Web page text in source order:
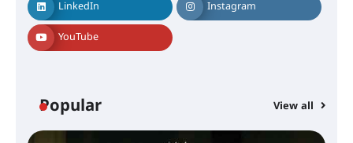
LinkedIn Instagram
YouTube
Popular View all